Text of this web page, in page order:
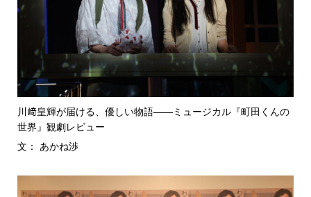
川﨑皇輝が届ける、優しい物語――ミュージカル『町田くんの
世界』観劇レビュー
文： あかね渉